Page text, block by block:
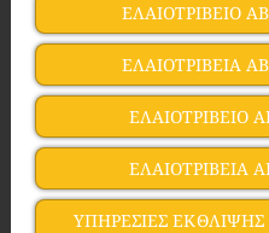
ΕΛΑΙΟΤΡΙΒΕΙΟ
ΕΛΑΙΟΤΡΙΒΕΙΑ
ΕΛΑΙΟΤΡΙΒΕΙΟ
ΕΛΑΙΟΤΡΙΒΕΙΑ
ΥΠΗΡΕΣΙΕΣ